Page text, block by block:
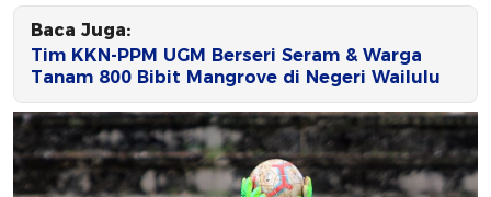
Baca Juga:
Tim KKN-PPM UGM Berseri Seram & Warga
Tanam 800 Bibit Mangrove di Negeri Wailulu